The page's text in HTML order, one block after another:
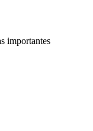
importantes